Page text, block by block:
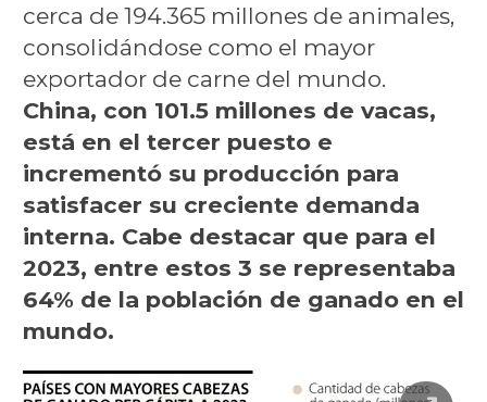
cerca de 194.365 millones de animales,
consolidándose como el mayor
exportador de carne del mundo.
China, con 101.5 millones de vacas,
está en el tercer puesto e
incrementó su producción para
satisfacer su creciente demanda
interna. Cabe destacar que para el
2023, entre estos 3 se representaba
64% de la población de ganado en el
mundo.